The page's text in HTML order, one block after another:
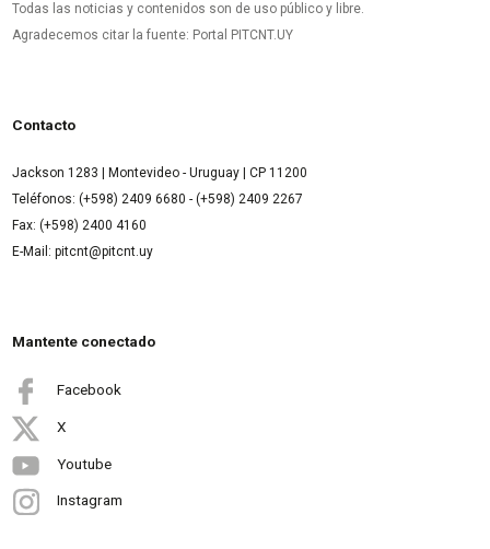
Todas las noticias y contenidos son de uso público y libre.
Agradecemos citar la fuente: Portal PITCNT.UY
Contacto
Jackson 1283 | Montevideo - Uruguay | CP 11200
Teléfonos: (+598) 2409 6680 - (+598) 2409 2267
Fax: (+598) 2400 4160
E-Mail: pitcnt@pitcnt.uy
Mantente conectado
Facebook
X
Youtube
Instagram